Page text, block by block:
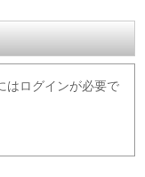
はログインが必要で